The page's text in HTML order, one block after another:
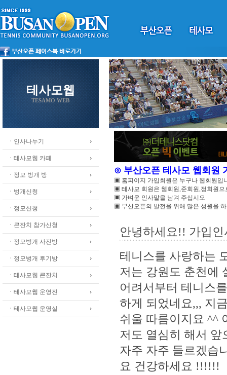
테사모웹
TESAMO WEB
ㆍ인사나누기
ㆍ테사모웹 카페
ㆍ정모 벙개 방
ㆍ벙개신청
ㆍ정모신청
ㆍ큰잔치 참가신청
ㆍ정모벙개 사진방
ㆍ정모벙개 후기방
ㆍ테사모웹 큰잔치
ㆍ테사모웹 운영진
ㆍ테사모웹 운영실
⊙ 부산오픈 테사모 웹회원
▣ 홈피이지 가입회원은 누구나 웹회원입
▣ 테사모 회원은 웹회원,준회원,정회원으
▣ 가벼운 인사말을 남겨 주십시오
▣ 부산오픈의 발전을 위해 많은 성원을
안녕하세요!! 가입
테니스를 사랑하는
저는 강원도 춘천에
어려서부터 테니스
하게 되었네요,,, 지
쉬울 따름이지요 ^^
저도 열심히 해서 앞
자주 자주 들르겠습
요 건강하세요 !!!!!!